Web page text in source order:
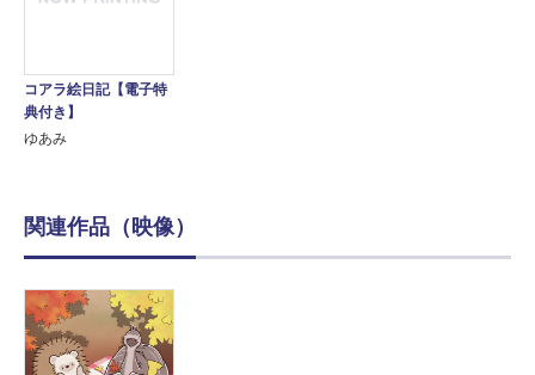
コアラ絵日記【電子特
典付き】
ゆあみ
関連作品（映像）